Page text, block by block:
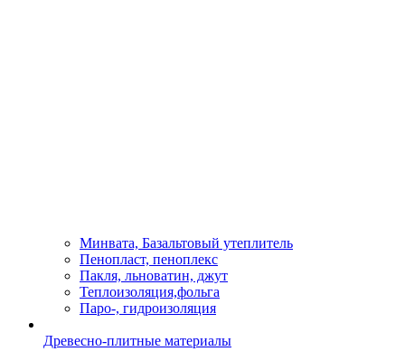
Минвата, Базальтовый утеплитель
Пенопласт, пеноплекс
Пакля, льноватин, джут
Теплоизоляция,фольга
Паро-, гидроизоляция
Древесно-плитные материалы